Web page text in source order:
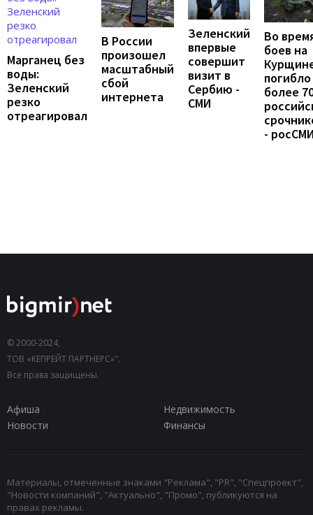
Марганец без
воды:
Зеленский
резко
отреагировал
В России
произошел
масштабный
сбой
интернета
Зеленский
впервые
совершит
визит в
Сербию -
СМИ
Во
боев на
погибло
более
-
© 2000-2024,
ТОВ «КЕПРЕЙТ ПАРТНЕРС»".
Все права защищены.
Афиша
Недвижимость
Новости
Финансы
Материалы, отмеченные знаками "Реклама", "PR", "Спецпроект",
"Новости компаний", "Актуально", "Промо", публикуются на
правах рекламы.